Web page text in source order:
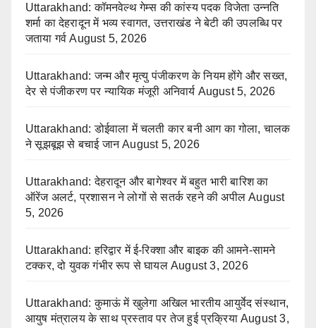
Uttarakhand: कॉमनवेल्थ गेम्स की कांस्य पदक विजेता उन्नति
शर्मा का देहरादून में भव्य स्वागत, उत्तराखंड ने बेटी की उपलब्धि पर
जताया गर्व August 5, 2026
Uttarakhand: जन्म और मृत्यु पंजीकरण के नियम होंगे और सख्त,
देर से पंजीकरण पर न्यायिक मंजूरी अनिवार्य August 5, 2026
Uttarakhand: डोईवाला में चलती कार बनी आग का गोला, चालक
ने सूझबूझ से बचाई जान August 5, 2026
Uttarakhand: देहरादून और बागेश्वर में बहुत भारी बारिश का
ऑरेंज अलर्ट, प्रशासन ने लोगों से सतर्क रहने की अपील August
5, 2026
Uttarakhand: हरिद्वार में ई-रिक्शा और बाइक की आमने-सामने
टक्कर, दो युवक गंभीर रूप से घायल August 3, 2026
Uttarakhand: कुमाऊं में खुलेगा अखिल भारतीय आयुर्वेद संस्थान,
आयुष मंत्रालय के साथ प्रस्ताव पर तेज हुई प्रक्रिया August 3,